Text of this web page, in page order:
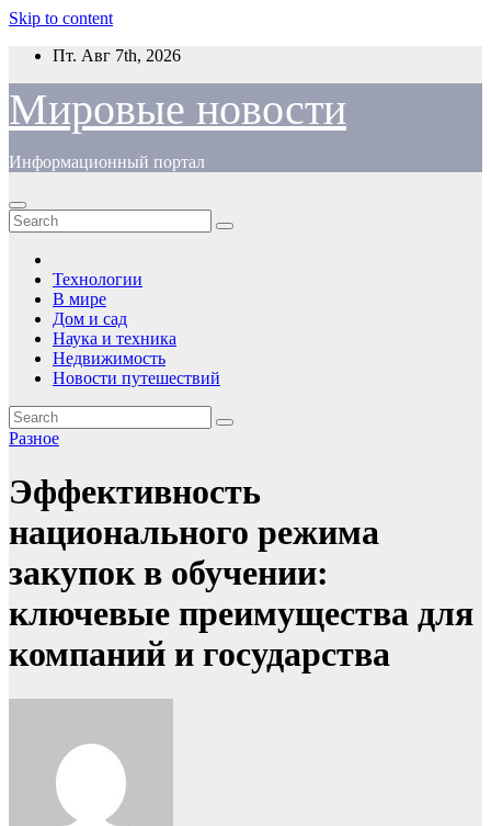
Skip to content
Пт. Авг 7th, 2026
Мировые новости
Информационный портал
Технологии
В мире
Дом и сад
Наука и техника
Недвижимость
Новости путешествий
Разное
Эффективность
национального режима
закупок в обучении:
ключевые преимущества для
компаний и государства